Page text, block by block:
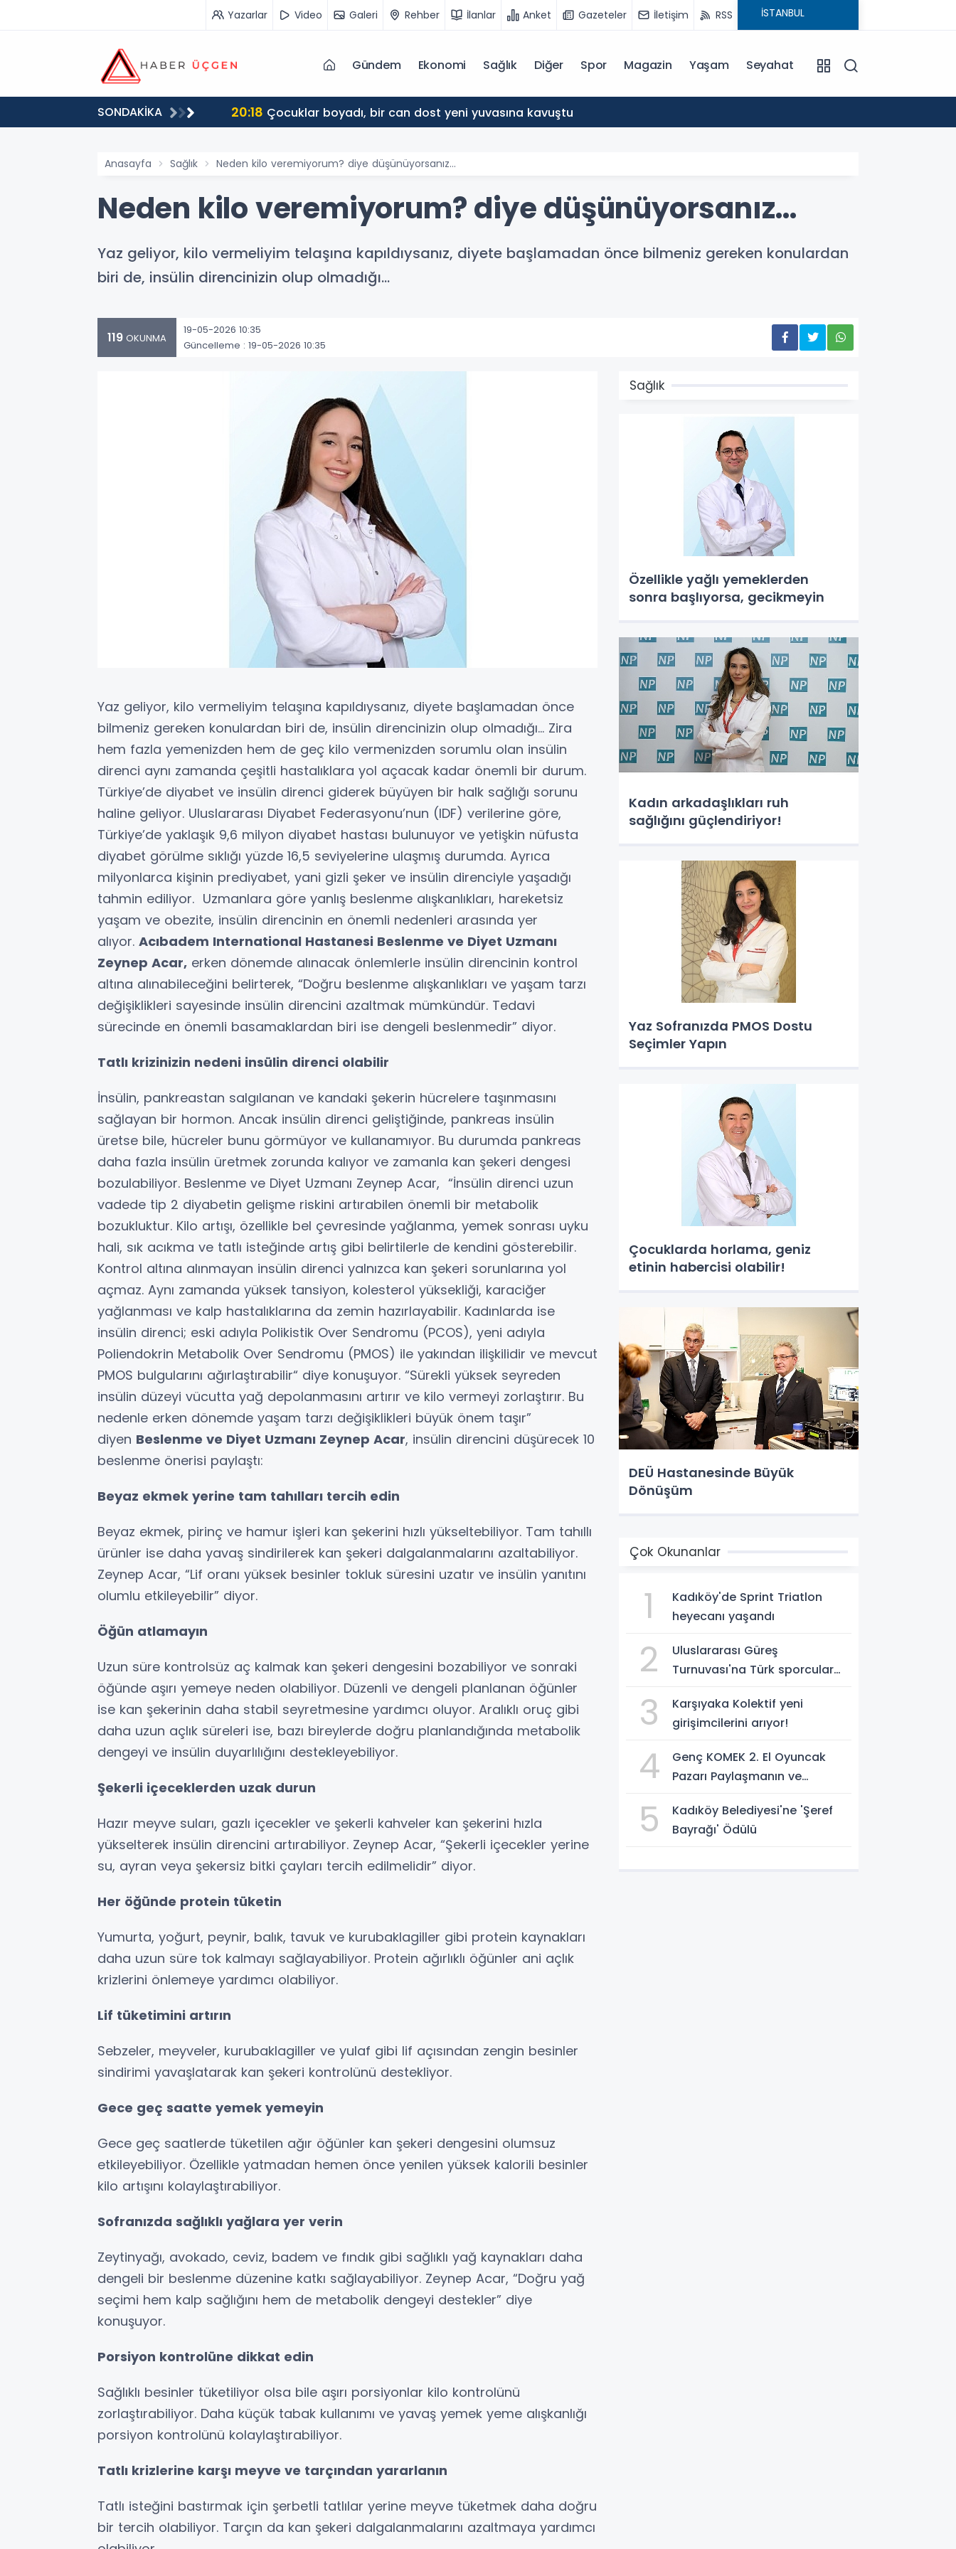
Yazarlar Video Galeri Rehber İlanlar Anket Gazeteler İletişim RSS
Gündem Ekonomi Sağlık Diğer Spor Magazin Yaşam Seyahat
SONDAKİKA 20:18 Çocuklar boyadı, bir can dost yeni yuvasına kavuştu
Anasayfa Sağlık Neden kilo veremiyorum? diye düşünüyorsanız…
Neden kilo veremiyorum? diye düşünüyorsanız…
Yaz geliyor, kilo vermeliyim telaşına kapıldıysanız, diyete başlamadan önce bilmeniz gereken konulardan
biri de, insülin direncinizin olup olmadığı…
119 OKUNMA
19-05-2026 10:35
Güncelleme : 19-05-2026 10:35
Yaz geliyor, kilo vermeliyim telaşına kapıldıysanız, diyete başlamadan önce
bilmeniz gereken konulardan biri de, insülin direncinizin olup olmadığı… Zira
hem fazla yemenizden hem de geç kilo vermenizden sorumlu olan insülin
direnci aynı zamanda çeşitli hastalıklara yol açacak kadar önemli bir durum.
Türkiye’de diyabet ve insülin direnci giderek büyüyen bir halk sağlığı sorunu
haline geliyor. Uluslararası Diyabet Federasyonu’nun (IDF) verilerine göre,
Türkiye’de yaklaşık 9,6 milyon diyabet hastası bulunuyor ve yetişkin nüfusta
diyabet görülme sıklığı yüzde 16,5 seviyelerine ulaşmış durumda. Ayrıca
milyonlarca kişinin prediyabet, yani gizli şeker ve insülin direnciyle yaşadığı
tahmin ediliyor. Uzmanlara göre yanlış beslenme alışkanlıkları, hareketsiz
yaşam ve obezite, insülin direncinin en önemli nedenleri arasında yer
alıyor. Acıbadem International Hastanesi Beslenme ve Diyet Uzmanı
Zeynep Acar, erken dönemde alınacak önlemlerle insülin direncinin kontrol
altına alınabileceğini belirterek, “Doğru beslenme alışkanlıkları ve yaşam tarzı
değişiklikleri sayesinde insülin direncini azaltmak mümkündür. Tedavi
sürecinde en önemli basamaklardan biri ise dengeli beslenmedir” diyor.
Tatlı krizinizin nedeni insülin direnci olabilir
İnsülin, pankreastan salgılanan ve kandaki şekerin hücrelere taşınmasını
sağlayan bir hormon. Ancak insülin direnci geliştiğinde, pankreas insülin
üretse bile, hücreler bunu görmüyor ve kullanamıyor. Bu durumda pankreas
daha fazla insülin üretmek zorunda kalıyor ve zamanla kan şekeri dengesi
bozulabiliyor. Beslenme ve Diyet Uzmanı Zeynep Acar, “İnsülin direnci uzun
vadede tip 2 diyabetin gelişme riskini artırabilen önemli bir metabolik
bozukluktur. Kilo artışı, özellikle bel çevresinde yağlanma, yemek sonrası uyku
hali, sık acıkma ve tatlı isteğinde artış gibi belirtilerle de kendini gösterebilir.
Kontrol altına alınmayan insülin direnci yalnızca kan şekeri sorunlarına yol
açmaz. Aynı zamanda yüksek tansiyon, kolesterol yüksekliği, karaciğer
yağlanması ve kalp hastalıklarına da zemin hazırlayabilir. Kadınlarda ise
insülin direnci; eski adıyla Polikistik Over Sendromu (PCOS), yeni adıyla
Poliendokrin Metabolik Over Sendromu (PMOS) ile yakından ilişkilidir ve mevcut
PMOS bulgularını ağırlaştırabilir“ diye konuşuyor. “Sürekli yüksek seyreden
insülin düzeyi vücutta yağ depolanmasını artırır ve kilo vermeyi zorlaştırır. Bu
nedenle erken dönemde yaşam tarzı değişiklikleri büyük önem taşır”
diyen Beslenme ve Diyet Uzmanı Zeynep Acar, insülin direncini düşürecek 10
beslenme önerisi paylaştı:
Beyaz ekmek yerine tam tahılları tercih edin
Beyaz ekmek, pirinç ve hamur işleri kan şekerini hızlı yükseltebiliyor. Tam tahıllı
ürünler ise daha yavaş sindirilerek kan şekeri dalgalanmalarını azaltabiliyor.
Zeynep Acar, “Lif oranı yüksek besinler tokluk süresini uzatır ve insülin yanıtını
olumlu etkileyebilir” diyor.
Öğün atlamayın
Uzun süre kontrolsüz aç kalmak kan şekeri dengesini bozabiliyor ve sonraki
öğünde aşırı yemeye neden olabiliyor. Düzenli ve dengeli planlanan öğünler
ise kan şekerinin daha stabil seyretmesine yardımcı oluyor. Aralıklı oruç gibi
daha uzun açlık süreleri ise, bazı bireylerde doğru planlandığında metabolik
dengeyi ve insülin duyarlılığını destekleyebiliyor.
Şekerli içeceklerden uzak durun
Hazır meyve suları, gazlı içecekler ve şekerli kahveler kan şekerini hızla
yükselterek insülin direncini artırabiliyor. Zeynep Acar, “Şekerli içecekler yerine
su, ayran veya şekersiz bitki çayları tercih edilmelidir” diyor.
Her öğünde protein tüketin
Yumurta, yoğurt, peynir, balık, tavuk ve kurubaklagiller gibi protein kaynakları
daha uzun süre tok kalmayı sağlayabiliyor. Protein ağırlıklı öğünler ani açlık
krizlerini önlemeye yardımcı olabiliyor.
Lif tüketimini artırın
Sebzeler, meyveler, kurubaklagiller ve yulaf gibi lif açısından zengin besinler
sindirimi yavaşlatarak kan şekeri kontrolünü destekliyor.
Gece geç saatte yemek yemeyin
Gece geç saatlerde tüketilen ağır öğünler kan şekeri dengesini olumsuz
etkileyebiliyor. Özellikle yatmadan hemen önce yenilen yüksek kalorili besinler
kilo artışını kolaylaştırabiliyor.
Sofranızda sağlıklı yağlara yer verin
Zeytinyağı, avokado, ceviz, badem ve fındık gibi sağlıklı yağ kaynakları daha
dengeli bir beslenme düzenine katkı sağlayabiliyor. Zeynep Acar, “Doğru yağ
seçimi hem kalp sağlığını hem de metabolik dengeyi destekler” diye
konuşuyor.
Porsiyon kontrolüne dikkat edin
Sağlıklı besinler tüketiliyor olsa bile aşırı porsiyonlar kilo kontrolünü
zorlaştırabiliyor. Daha küçük tabak kullanımı ve yavaş yemek yeme alışkanlığı
porsiyon kontrolünü kolaylaştırabiliyor.
Tatlı krizlerine karşı meyve ve tarçından yararlanın
Tatlı isteğini bastırmak için şerbetli tatlılar yerine meyve tüketmek daha doğru
bir tercih olabiliyor. Tarçın da kan şekeri dalgalanmalarını azaltmaya yardımcı
Sağlık
Özellikle yağlı yemeklerden
sonra başlıyorsa, gecikmeyin
Kadın arkadaşlıkları ruh
sağlığını güçlendiriyor!
Yaz Sofranızda PMOS Dostu
Seçimler Yapın
Çocuklarda horlama, geniz
etinin habercisi olabilir!
DEÜ Hastanesinde Büyük
Dönüşüm
Çok Okunanlar
1
Kadıköy'de Sprint Triatlon
heyecanı yaşandı
2
Uluslararası Güreş
Turnuvası'na Türk sporcular
3
Karşıyaka Kolektif yeni
girişimcilerini arıyor!
4
Genç KOMEK 2. El Oyuncak
Pazarı Paylaşmanın ve
Oldu
5
Kadıköy Belediyesi'ne 'Şeref
Bayrağı' Ödülü